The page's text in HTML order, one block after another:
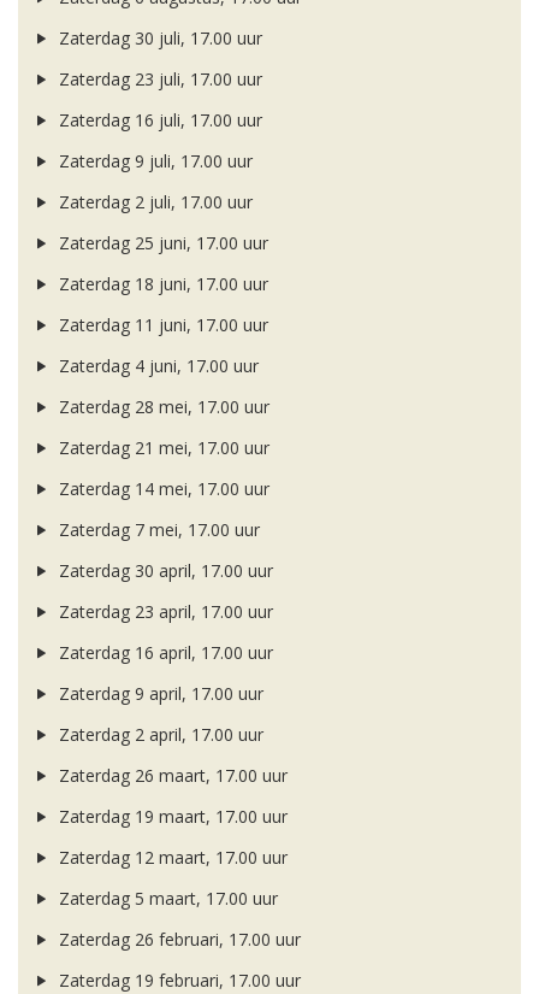
Zaterdag 30 juli, 17.00 uur
Zaterdag 23 juli, 17.00 uur
Zaterdag 16 juli, 17.00 uur
Zaterdag 9 juli, 17.00 uur
Zaterdag 2 juli, 17.00 uur
Zaterdag 25 juni, 17.00 uur
Zaterdag 18 juni, 17.00 uur
Zaterdag 11 juni, 17.00 uur
Zaterdag 4 juni, 17.00 uur
Zaterdag 28 mei, 17.00 uur
Zaterdag 21 mei, 17.00 uur
Zaterdag 14 mei, 17.00 uur
Zaterdag 7 mei, 17.00 uur
Zaterdag 30 april, 17.00 uur
Zaterdag 23 april, 17.00 uur
Zaterdag 16 april, 17.00 uur
Zaterdag 9 april, 17.00 uur
Zaterdag 2 april, 17.00 uur
Zaterdag 26 maart, 17.00 uur
Zaterdag 19 maart, 17.00 uur
Zaterdag 12 maart, 17.00 uur
Zaterdag 5 maart, 17.00 uur
Zaterdag 26 februari, 17.00 uur
Zaterdag 19 februari, 17.00 uur